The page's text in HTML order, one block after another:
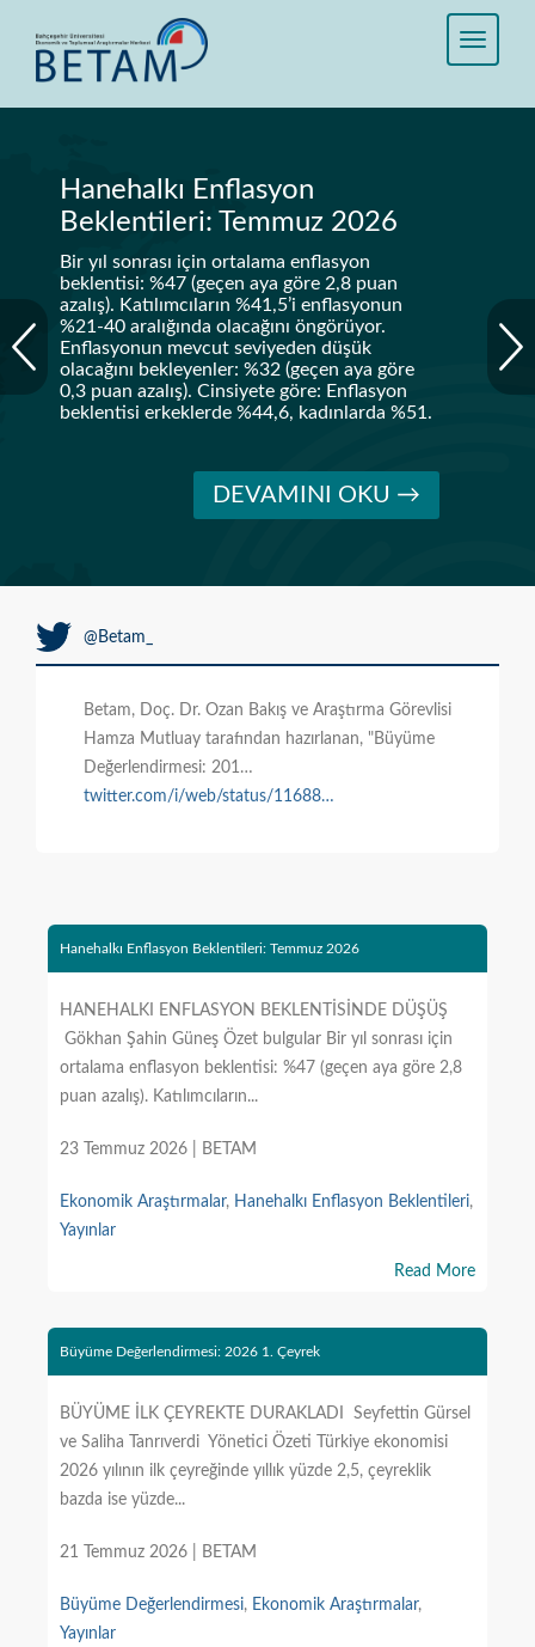
Hanehalkı Enflasyon
Beklentileri: Temmuz 2026
Bir yıl sonrası için ortalama enflasyon
beklentisi: %47 (geçen aya göre 2,8 puan
azalış). Katılımcıların %41,5’i enflasyonun
%21-40 aralığında olacağını öngörüyor.
Enflasyonun mevcut seviyeden düşük
olacağını bekleyenler: %32 (geçen aya göre
0,3 puan azalış). Cinsiyete göre: Enflasyon
beklentisi erkeklerde %44,6, kadınlarda %51.
DEVAMINI OKU →
@Betam_
Betam, Doç. Dr. Ozan Bakış ve Araştırma Görevlisi
Hamza Mutluay tarafından hazırlanan, "Büyüme
Değerlendirmesi: 201…
twitter.com/i/web/status/11688…
Hanehalkı Enflasyon Beklentileri: Temmuz 2026
HANEHALKI ENFLASYON BEKLENTİSİNDE DÜŞÜŞ
Gökhan Şahin Güneş Özet bulgular Bir yıl sonrası için
ortalama enflasyon beklentisi: %47 (geçen aya göre 2,8
puan azalış). Katılımcıların...
23 Temmuz 2026 | BETAM
Ekonomik Araştırmalar, Hanehalkı Enflasyon Beklentileri,
Yayınlar
Read More
Büyüme Değerlendirmesi: 2026 1. Çeyrek
BÜYÜME İLK ÇEYREKTE DURAKLADI Seyfettin Gürsel
ve Saliha Tanrıverdi Yönetici Özeti Türkiye ekonomisi
2026 yılının ilk çeyreğinde yıllık yüzde 2,5, çeyreklik
bazda ise yüzde...
21 Temmuz 2026 | BETAM
Büyüme Değerlendirmesi, Ekonomik Araştırmalar,
Yayınlar